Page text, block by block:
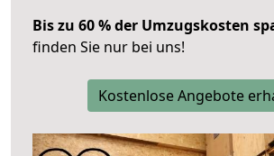
Bis zu 60 % der Umzugskosten
finden Sie nur bei uns!
Kostenlose Angebote